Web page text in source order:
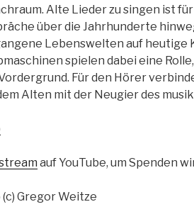
Alte Lieder zu singen ist
über die Jahrhunderte
Lebenswelten auf heutige
spielen dabei eine
Für den Hörer
Alten mit der Neugier des
auf YouTube, um Spenden
(c) Gregor Weitze